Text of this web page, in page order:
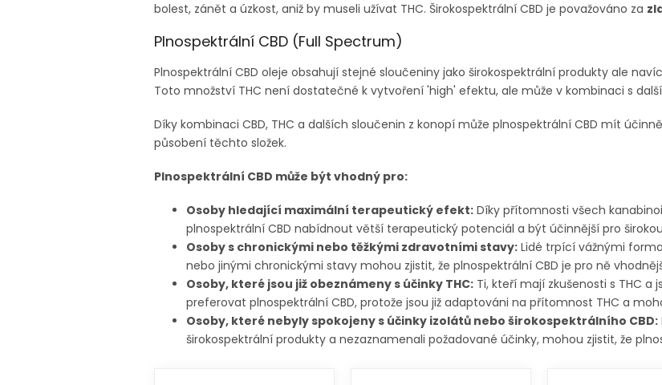
bolest, zánět a úzkost, aniž by museli užívat THC. Širokospektrální CBD je považováno za
Plnospektrální CBD (Full Spectrum)
Plnospektrální CBD oleje obsahují stejné sloučeniny jako širokospektrální produkty ale
Toto množství THC není dostatečné k vytvoření 'high' efektu, ale může v kombinaci s
Díky kombinaci CBD, THC a dalších sloučenin z konopí může plnospektrální CBD mít
působení těchto složek.
Plnospektrální CBD může být vhodný pro:
Osoby hledající maximální terapeutický efekt: Díky přítomnosti všech
plnospektrální CBD nabídnout větší terapeutický potenciál a být účinnější pro
Osoby s chronickými nebo těžkými zdravotními stavy: Lidé trpící vážnými
nebo jinými chronickými stavy mohou zjistit, že plnospektrální CBD je pro ně
Osoby, které jsou již obeznámeny s účinky THC: Ti, kteří mají zkušenosti s THC
preferovat plnospektrální CBD, protože jsou již adaptováni na přítomnost THC a
Osoby, které nebyly spokojeny s účinky izolátů nebo širokospektrálního CBD:
širokospektrální produkty a nezaznamenali požadované účinky, mohou zjistit, že